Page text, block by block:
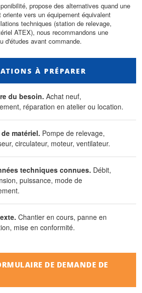
propose des alternatives quand une
vers un équipement équivalent
techniques (station de relevage,
ATEX), nous recommandons une
d'études avant commande.
À PRÉPARER
du besoin. Achat neuf,
réparation en atelier ou location.
matériel. Pompe de relevage,
circulateur, moteur, ventilateur.
techniques connues. Débit,
puissance, mode de
Chantier en cours, panne en
mise en conformité.
DE DEMANDE DE